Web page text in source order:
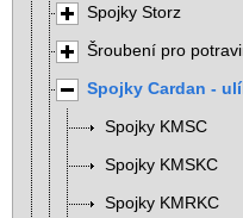
Spojky Storz
Šroubení pro
Spojky Cardan -
Spojky KMSC
Spojky KMSKC
Spojky KMRKC